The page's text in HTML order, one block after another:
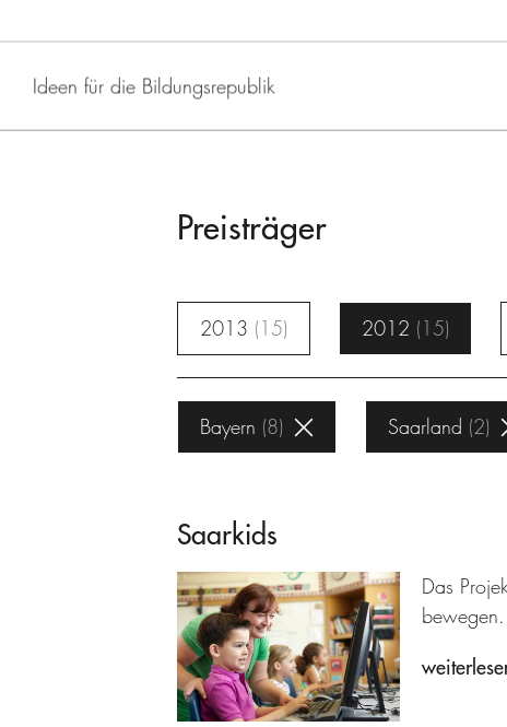
Ideen für die Bildungsrepublik
Preisträger
2013 15 2012 15
Bayern 8 Saarland 2
Saarkids
Das
bewegen.